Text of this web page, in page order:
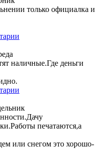
только официалка и
наличные.Где деньги
печатаются,а
или снегом это хорошо-